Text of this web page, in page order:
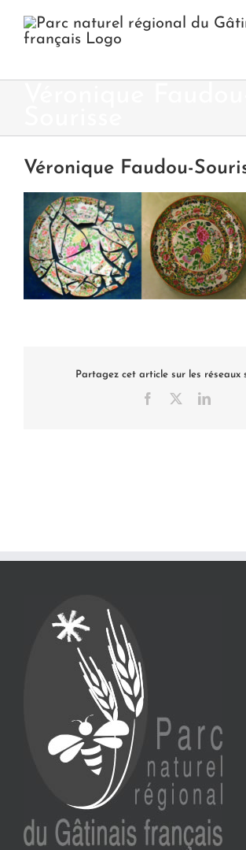
contenu
Véronique Faudou-
Partagez cet article sur les réseaux
Facebook